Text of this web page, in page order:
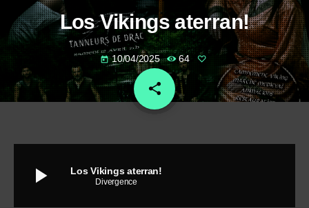
Los Vikings aterran!
today 10/04/2025 64
share
email
play_arrow Los Vikings aterran!
Divergence